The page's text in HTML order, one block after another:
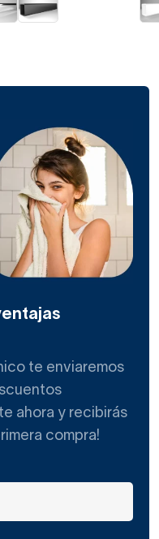
te enviaremos
ahora y recibirás
compra!